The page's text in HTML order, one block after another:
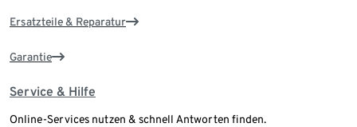
Ersatzteile & Reparatur
Garantie
Service & Hilfe
Online-Services nutzen & schnell Antworten finden.